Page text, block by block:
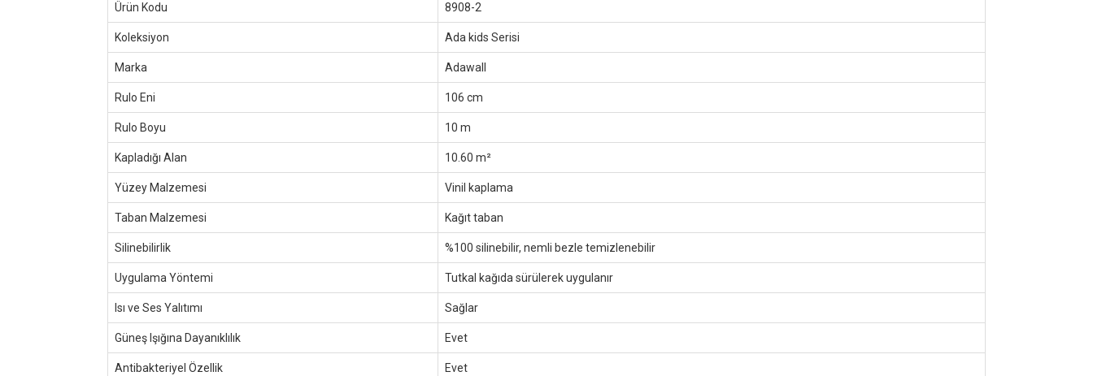
Ürün Kodu 8908-2
Koleksiyon Ada kids Serisi
Marka Adawall
Rulo Eni 106 cm
Rulo Boyu 10 m
Kapladığı Alan 10.60 m²
Yüzey Malzemesi Vinil kaplama
Taban Malzemesi Kağıt taban
Silinebilirlik %100 silinebilir, nemli bezle temizlenebilir
Uygulama Yöntemi Tutkal kağıda sürülerek uygulanır
Isı ve Ses Yalıtımı Sağlar
Güneş Işığına Dayanıklılık Evet
Antibakteriyel Özellik Evet